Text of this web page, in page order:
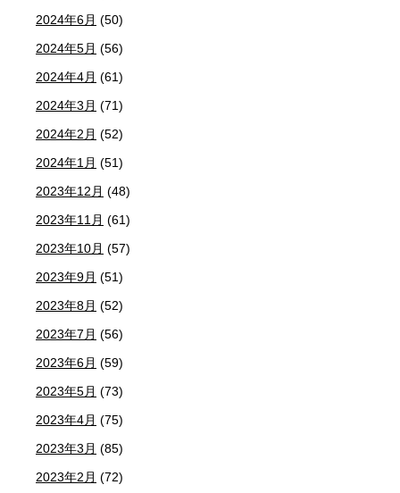
2024年6月 (50)
2024年5月 (56)
2024年4月 (61)
2024年3月 (71)
2024年2月 (52)
2024年1月 (51)
2023年12月 (48)
2023年11月 (61)
2023年10月 (57)
2023年9月 (51)
2023年8月 (52)
2023年7月 (56)
2023年6月 (59)
2023年5月 (73)
2023年4月 (75)
2023年3月 (85)
2023年2月 (72)